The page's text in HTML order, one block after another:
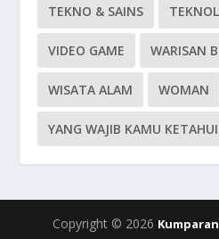
TEKNO & SAINS
VIDEO GAME WARISAN
WISATA ALAM WOMAN
YANG WAJIB KAMU KETAHUI
Copyright © 2026